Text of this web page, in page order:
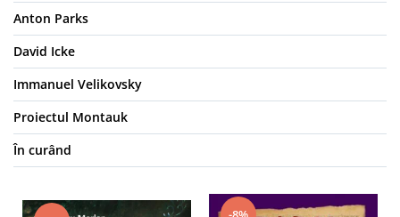
Anton Parks
David Icke
Immanuel Velikovsky
Proiectul Montauk
În curând